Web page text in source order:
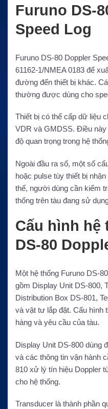
Furuno DS-
Speed Log
Furuno DS-80 Doppler
61162-1/NMEA 0183 để
đường đến thiết bị khác.
thường được dùng cho
Thiết bị có thể cấp dữ liệu
VDR và GMDSS. Điều
độ quan trọng trong hệ
Ngoài đầu ra số, một số
hoặc pulse tùy thiết bị
thế, người dùng cần kiểm
thống trên tàu đang sử
Cấu hình hệ
DS-80
Một hệ thống Furuno DS-
gồm Display Unit DS-800,
Distribution Box DS-801,
và vật tư lắp đặt. Cấu hình
hàng và yêu cầu của tàu.
Display Unit DS-800 dùng
và các thông tin vận hành
810 xử lý tín hiệu Doppler
cho hệ thống.
Transducer là thành phần